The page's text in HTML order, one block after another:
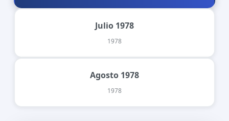
Julio 1978
1978
Agosto 1978
1978